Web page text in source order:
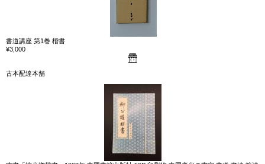
書道講座 第1巻 楷書
¥3,000
古本配達本舗